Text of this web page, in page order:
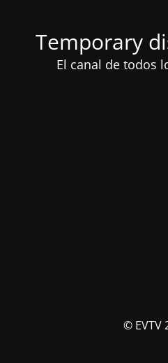
Temporary
El canal de todos
© EVTV